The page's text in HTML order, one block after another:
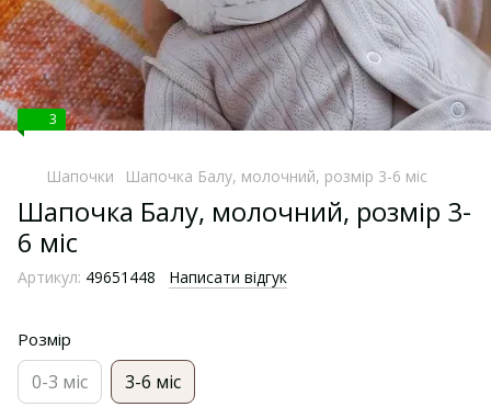
3
Шапочки Шапочка Балу, молочний, розмір 3-6 міс
Шапочка Балу, молочний, розмір 3-
6 міс
Артикул: 49651448 Написати відгук
Розмір
0-3 міс 3-6 міс